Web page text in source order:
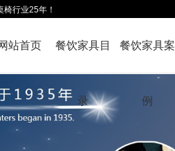
行业25年！
站首页 餐饮家具目
录
餐饮家具案
例